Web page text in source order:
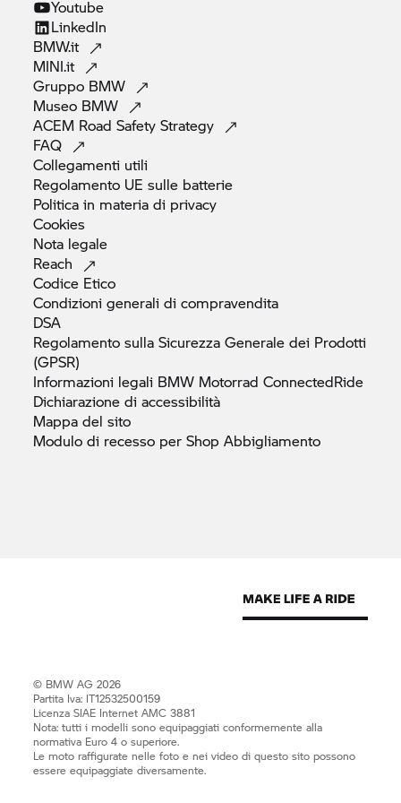
Youtube
LinkedIn
BMW.it
MINI.it
Gruppo BMW
Museo BMW
ACEM Road SafetyStrategy
FAQ
Collegamenti utili
Regolamento UE sulle batterie
Politica in materia di privacy
Cookies
Nota legale
Reach
Codice Etico
Condizioni generali dicompravendita
DSA
Regolamento sulla Sicurezza Generale dei Prodotti
(GPSR)
Informazioni legali BMW Motorrad ConnectedRide
Dichiarazione diaccessibilità
Mappa delsito
Modulo di recesso per ShopAbbigliamento
© BMW AG 2026
Partita Iva: IT12532500159
Licenza SIAE Internet AMC 3881
Nota: tutti i modelli sono equipaggiati conformemente alla
normativa Euro 4 o superiore.
Le moto raffigurate nelle foto e nei video di questo sito possono
essere equipaggiate diversamente.